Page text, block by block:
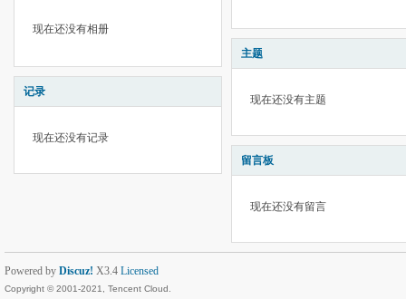
现在还没有相册
记录
现在还没有记录
主题
现在还没有主题
留言板
现在还没有留言
Powered by Discuz! X3.4 Licensed
Copyright © 2001-2021, Tencent Cloud.